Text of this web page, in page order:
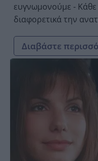
ευγνωμονούμε - Κάθε
διαφορετικά την
Διαβάστε